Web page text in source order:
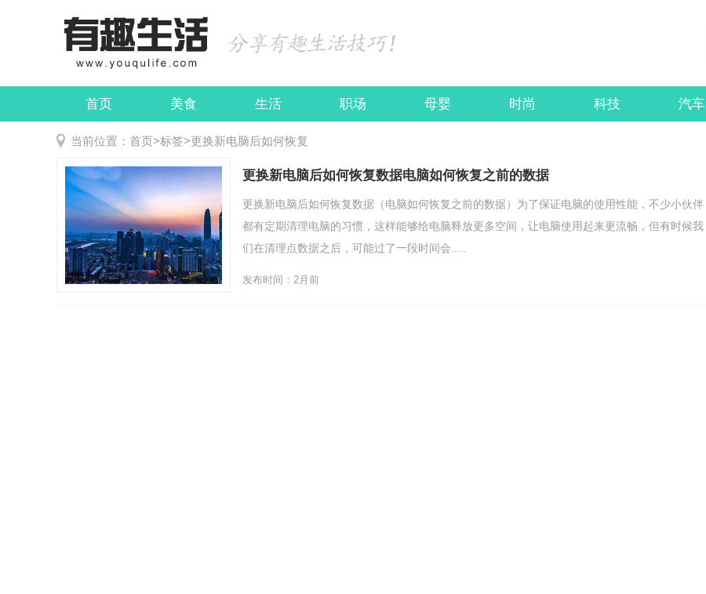
首页 美食 生活 职场 母婴 时尚 科技 汽车
娱乐 民俗
当前位置： 首页>标签>更换新电脑后如何恢复
更换新电脑后如何恢复数据电脑如何恢复之前的数据
更换新电脑后如何恢复数据（电脑如何恢复之前的数据）为了保证电脑的使用性能，不少小伙伴
都有定期清理电脑的习惯，这样能够给电脑释放更多空间，让电脑使用起来更流畅，但有时候我
们在清理点数据之后，可能过了一段时间会.....
发布时间：2月前